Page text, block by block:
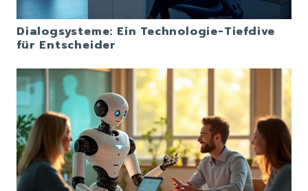
Dialogsysteme: Ein Technologie-Tiefdive
für Entscheider